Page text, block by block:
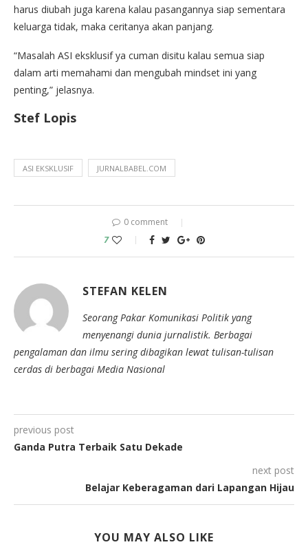
harus diubah juga karena kalau pasangannya siap sementara
keluarga tidak, maka ceritanya akan panjang.
“Masalah ASI eksklusif ya cuman disitu kalau semua siap
dalam arti memahami dan mengubah mindset ini yang
penting,” jelasnya.
Stef Lopis
ASI EKSKLUSIF JURNALBABEL.COM
0 comment
7
STEFAN KELEN
Seorang Pakar Komunikasi Politik yang
menyenangi dunia jurnalistik. Berbagai
pengalaman dan ilmu sering dibagikan lewat tulisan-tulisan
cerdas di berbagai Media Nasional
previous post
Ganda Putra Terbaik Satu Dekade
next post
Belajar Keberagaman dari Lapangan Hijau
YOU MAY ALSO LIKE